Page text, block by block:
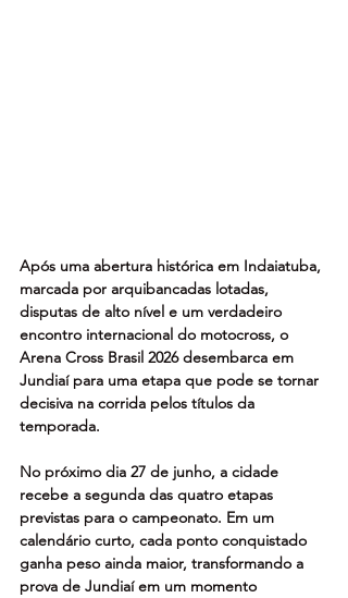
Após uma abertura histórica em Indaiatuba,
marcada por arquibancadas lotadas,
disputas de alto nível e um verdadeiro
encontro internacional do motocross, o
Arena Cross Brasil 2026 desembarca em
Jundiaí para uma etapa que pode se tornar
decisiva na corrida pelos títulos da
temporada.
No próximo dia 27 de junho, a cidade
recebe a segunda das quatro etapas
previstas para o campeonato. Em um
calendário curto, cada ponto conquistado
ganha peso ainda maior, transformando a
prova de Jundiaí em um momento